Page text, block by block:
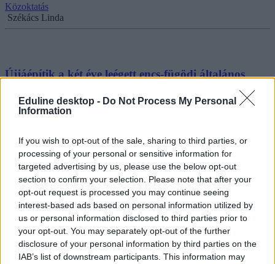
Eduline desktop - Do Not Process My Personal
Information
If you wish to opt-out of the sale, sharing to third parties, or
processing of your personal or sensitive information for
targeted advertising by us, please use the below opt-out
section to confirm your selection. Please note that after your
opt-out request is processed you may continue seeing
interest-based ads based on personal information utilized by
us or personal information disclosed to third parties prior to
your opt-out. You may separately opt-out of the further
disclosure of your personal information by third parties on the
IAB’s list of downstream participants. This information may
Közoktatás
Székács Linda
Újjáépítik a két éve leégett encs-fügödi általános
Hosszas ígérgetések után végre megkapta a felújításhoz szükséges
Közoktatás
Székács Linda